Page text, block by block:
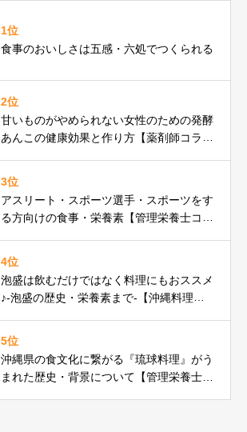
1位
食事のおいしさは五感・六処でつくられる
2位
甘いものがやめられない女性のための発酵
あんこの健康効果と作り方【薬剤師コラ
3位
アスリート・スポーツ選手・スポーツをす
る方向けの食事・栄養素【管理栄養士コラ
4位
泡盛は飲むだけではなく料理にもおススメ
♪-泡盛の歴史・栄養素まで-【沖縄料理研
5位
沖縄県の食文化に繋がる『琉球料理』がう
まれた歴史・背景について【管理栄養士コ